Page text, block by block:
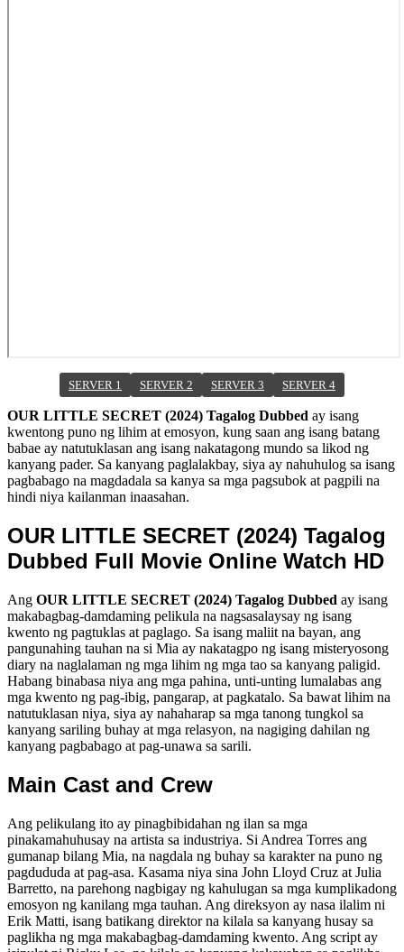
SERVER 1 SERVER 2 SERVER 3 SERVER 4
OUR LITTLE SECRET (2024) Tagalog Dubbed ay isang
kwentong puno ng lihim at emosyon, kung saan ang isang batang
babae ay natutuklasan ang isang nakatagong mundo sa likod ng
kanyang pader. Sa kanyang paglalakbay, siya ay nahuhulog sa isang
pagbabago na magdadala sa kanya sa mga pagsubok at pagpili na
hindi niya kailanman inaasahan.
OUR LITTLE SECRET (2024) Tagalog
Dubbed Full Movie Online Watch HD
Ang OUR LITTLE SECRET (2024) Tagalog Dubbed ay isang
makabagbag-damdaming pelikula na nagsasalaysay ng isang
kwento ng pagtuklas at paglago. Sa isang maliit na bayan, ang
pangunahing tauhan na si Mia ay nakatagpo ng isang misteryosong
diary na naglalaman ng mga lihim ng mga tao sa kanyang paligid.
Habang binabasa niya ang mga pahina, unti-unting lumalabas ang
mga kwento ng pag-ibig, pangarap, at pagkatalo. Sa bawat lihim na
natutuklasan niya, siya ay nahaharap sa mga tanong tungkol sa
kanyang sariling buhay at mga relasyon, na nagiging dahilan ng
kanyang pagbabago at pag-unawa sa sarili.
Main Cast and Crew
Ang pelikulang ito ay pinagbibidahan ng ilan sa mga
pinakamahuhusay na artista sa industriya. Si Andrea Torres ang
gumanap bilang Mia, na nagdala ng buhay sa karakter na puno ng
pagdududa at pag-asa. Kasama niya sina John Lloyd Cruz at Julia
Barretto, na parehong nagbigay ng kahulugan sa mga kumplikadong
emosyon ng kanilang mga tauhan. Ang direksyon ay nasa ilalim ni
Erik Matti, isang batikang direktor na kilala sa kanyang husay sa
paglikha ng mga makabagbag-damdaming kwento. Ang script ay